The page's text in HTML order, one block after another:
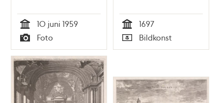
Tid
10 juni 1959
Typ
Foto Tid
1697
Typ
Bildkonst